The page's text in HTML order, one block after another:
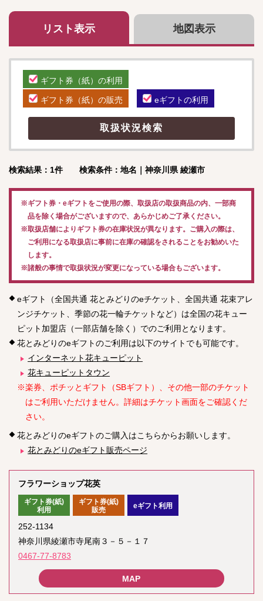
リスト表示 地図表示
ギフト券（紙）の利用
ギフト券（紙）の販売 eギフトの利用
検索結果：1件 検索条件：地名｜神奈川県 綾瀬市
※ギフト券・eギフトをご使用の際、取扱店の取扱商品の内、一部商
品を除く場合がございますので、あらかじめご了承ください。
※取扱店舗によりギフト券の在庫状況が異なります。ご購入の際は、
ご利用になる取扱店に事前に在庫の確認をされることをお勧めいた
します。
※諸般の事情で取扱状況が変更になっている場合もございます。
eギフト（全国共通 花とみどりのeチケット、全国共通 花束アレ
ンジチケット、季節の花一輪チケットなど）は全国の花キュー
ピット加盟店（一部店舗を除く）でのご利用となります。
花とみどりのeギフトのご利用は以下のサイトでも可能です。
インターネット花キューピット
花キューピットタウン
※楽券、ポチッとギフト（SBギフト）、その他一部のチケット
はご利用いただけません。詳細はチケット画面をご確認くだ
さい。
花とみどりのeギフトのご購入はこちらからお願いします。
花とみどりのeギフト販売ページ
フラワーショップ花英
ギフト券(紙)
利用
ギフト券(紙)
販売
eギフト利用
252-1134
神奈川県綾瀬市寺尾南３－５－１７
0467-77-8783